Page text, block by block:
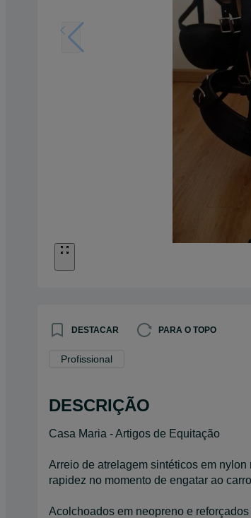
DESTACAR PARA O TOPO
Profissional
DESCRIÇÃO
Casa Maria - Artigos de Equitação
Arreio de atrelagem sintéticos em
rapidez no momento de engatar ao
Acolchoados em neopreno e